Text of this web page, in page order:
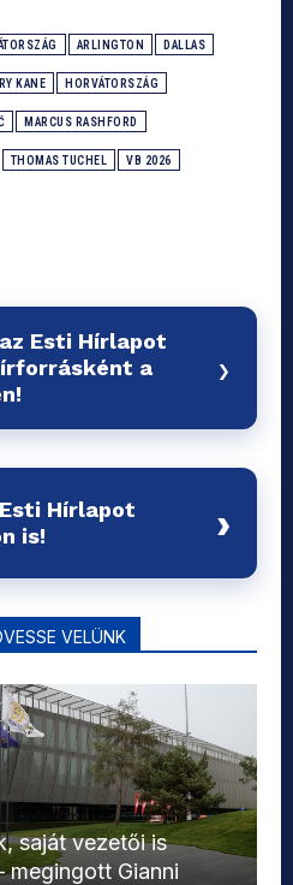
ARLINGTON DALLAS
KANE HORVÁTORSZÁG
MARCUS RASHFORD
THOMAS TUCHEL VB 2026
Esti Hírlapot
a
›
Hírlapot
is!
›
VELÜNK
saját vezetői is
megingott Gianni